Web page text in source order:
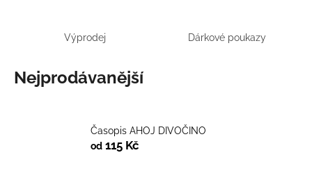
Výprodej Dárkové poukazy
Nejprodávanější
Časopis AHOJ DIVOČINO
od 115 Kč